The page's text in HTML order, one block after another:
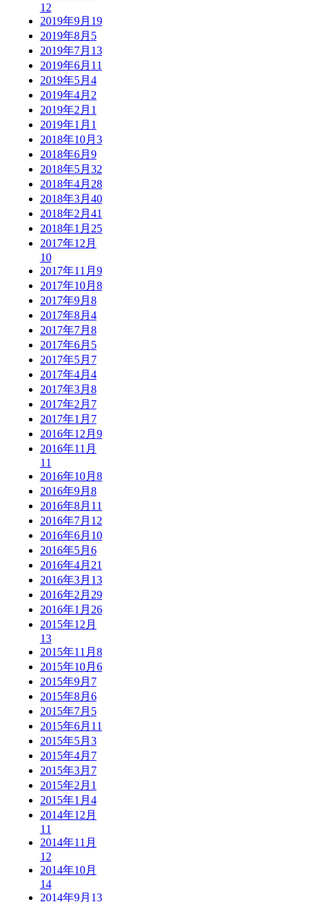
12
2019年9月 19
2019年8月 5
2019年7月 13
2019年6月 11
2019年5月 4
2019年4月 2
2019年2月 1
2019年1月 1
2018年10月 3
2018年6月 9
2018年5月 32
2018年4月 28
2018年3月 40
2018年2月 41
2018年1月 25
2017年12月
10
2017年11月 9
2017年10月 8
2017年9月 8
2017年8月 4
2017年7月 8
2017年6月 5
2017年5月 7
2017年4月 4
2017年3月 8
2017年2月 7
2017年1月 7
2016年12月 9
2016年11月
11
2016年10月 8
2016年9月 8
2016年8月 11
2016年7月 12
2016年6月 10
2016年5月 6
2016年4月 21
2016年3月 13
2016年2月 29
2016年1月 26
2015年12月
13
2015年11月 8
2015年10月 6
2015年9月 7
2015年8月 6
2015年7月 5
2015年6月 11
2015年5月 3
2015年4月 7
2015年3月 7
2015年2月 1
2015年1月 4
2014年12月
11
2014年11月
12
2014年10月
14
2014年9月 13